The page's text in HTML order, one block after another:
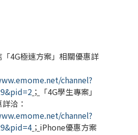
「4G極速方案」相關優惠詳
channel?
；
「4G學生專案」
洽：
channel?
； iPhone優惠方案